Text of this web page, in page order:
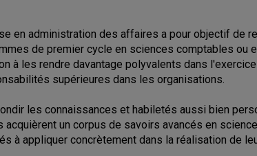
en administration des affaires a pour objectif de
de premier cycle en sciences comptables ou
à les rendre davantage polyvalents dans
supérieures dans les organisations.
les connaissances et habiletés aussi bien
un corpus de savoirs avancés en
à appliquer concrètement dans la réalisation de